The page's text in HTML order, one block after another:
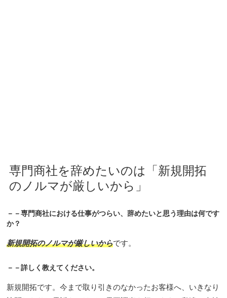
専門商社を辞めたいのは「新規開拓
のノルマが厳しいから」
－－専門商社における仕事がつらい、辞めたいと思う理由は何です
か？
新規開拓のノルマが厳しいからです。
－－詳しく教えてください。
新規開拓です。今まで取り引きのなかったお客様へ、いきなり